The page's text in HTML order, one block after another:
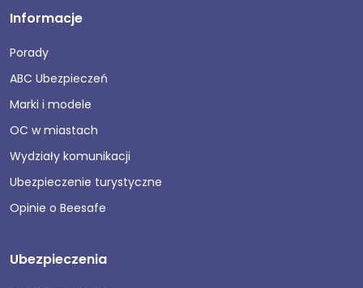
Informacje
Porady
ABC Ubezpieczeń
Marki i modele
OC w miastach
Wydziały komunikacji
Ubezpieczenie turystyczne
Opinie o Beesafe
Ubezpieczenia